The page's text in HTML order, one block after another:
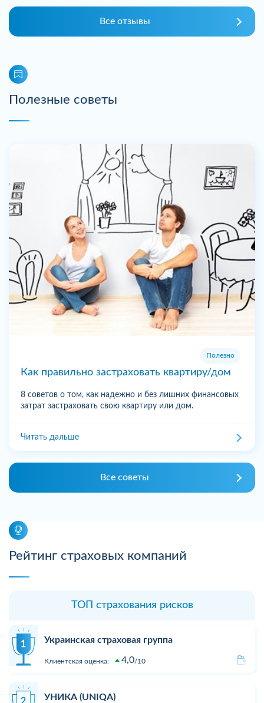
Все отзывы
Полезные советы
Полезно
Как правильно застраховать квартиру/дом
8 советов о том, как надежно и без лишних финансовых
затрат застраховать свою квартиру или дом.
Читать дальше
Все советы
Рейтинг страховых компаний
ТОП страхования рисков
Украинская страховая группа
Клиентская оценка: 4,0 10
УНИКА (UNIQA)